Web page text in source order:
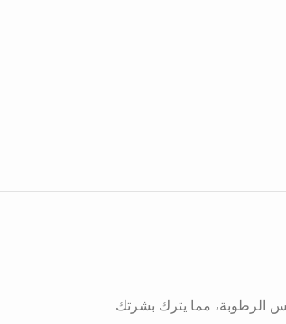
الرطوبة، مما يترك بشرتك